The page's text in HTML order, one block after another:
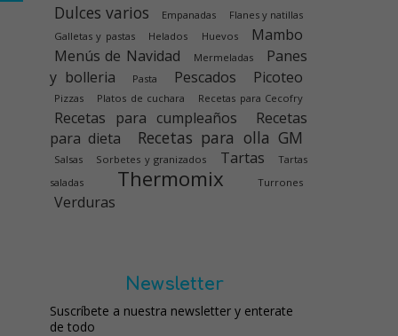
Dulces varios Empanadas
Flanes y natillas
Galletas y pastas
Helados Huevos
Mambo
Menús de Navidad
Mermeladas
Panes
y bolleria
Pasta Pescados Picoteo
Pizzas Platos de cuchara Recetas para Cecofry
Recetas para cumpleaños
Recetas
para dieta
Recetas para olla GM
Salsas Sorbetes y granizados Tartas
Tartas
saladas
Thermomix Turrones
Verduras
Newsletter
Suscríbete a nuestra newsletter y enterate
de todo